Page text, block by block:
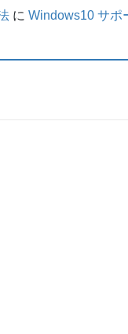
に Windows10 サポ